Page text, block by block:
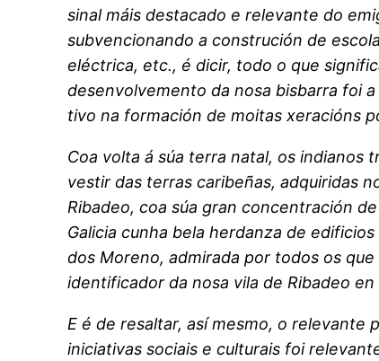
sinal máis destacado e relevante do
subvencionando a construción de
eléctrica, etc., é dicir, todo o que
desenvolvemento da nosa bisbarra foi
tivo na formación de moitas xeracións
Coa volta á súa terra natal, os indianos
vestir das terras caribeñas, adquiridas
Ribadeo, coa súa gran concentración
Galicia cunha bela herdanza de
dos Moreno, admirada por todos os
identificador da nosa vila de Ribadeo
E é de resaltar, así mesmo, o relevante
iniciativas sociais e culturais foi